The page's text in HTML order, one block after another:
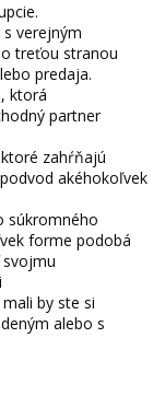
verejným
treťou stranou
predaja.
ktorá
partner
zahŕňajú
akéhokoľvek
súkromného
forme podobá
by ste si
alebo s